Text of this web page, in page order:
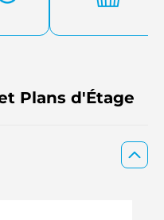
Plans d'Étage